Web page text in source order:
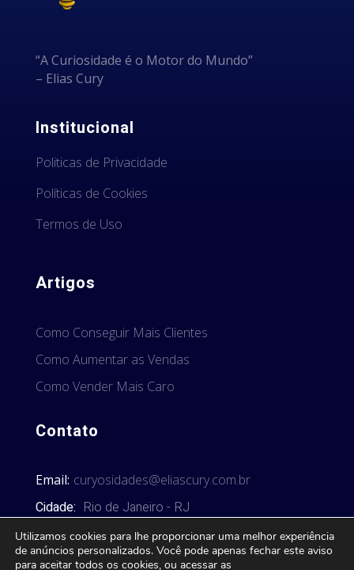
“A Curiosidade é o Motor do Mundo”
– Elias Cury
Institucional
Politicas de Privacidade
Políticas de Cookies
Termos de Uso
Artigos
Como Conseguir Mais Clientes
Como Aumentar as Vendas
Como Vender Mais Caro
Contato
Email: curyosidades@eliascury.com.br
Cidade: Rio de Janeiro - RJ
Utilizamos cookies para lhe proporcionar uma melhor experiência
de anúncios personalizados. Você pode apenas fechar este aviso
para aceitar todos os cookies, ou acessar as